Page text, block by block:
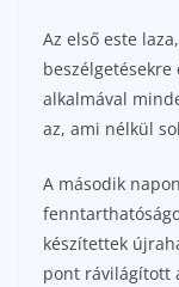
Az első este
alkalmával
az, ami nélkül
A második
készítettek
pont rávilágított